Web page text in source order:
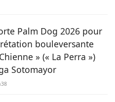
sa plume à Chien.fr pour
Palm Dog 2026 pour
bouleversante
» (« La Perra »)
Sotomayor